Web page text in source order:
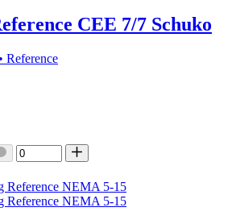
CEE 7/7 Schuko
Reference